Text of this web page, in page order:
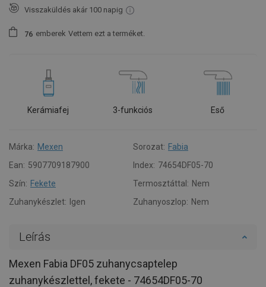
Visszaküldés akár 100 napig
76 emberek Vettem ezt a terméket.
Kerámiafej 3-funkciós Eső
Márka: Mexen Sorozat: Fabia
Ean: 5907709187900 Index: 74654DF05-70
Szín: Fekete Termosztáttal: Nem
Zuhanykészlet:
Igen Zuhanyoszlop: Nem
Leírás
Mexen Fabia DF05 zuhanycsaptelep
zuhanykészlettel, fekete - 74654DF05-70